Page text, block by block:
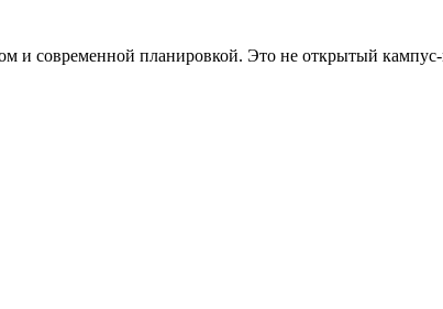
и современной планировкой. Это не открытый